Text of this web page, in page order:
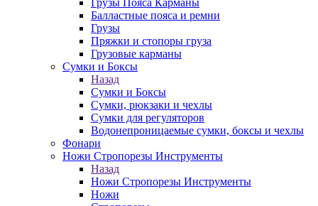
Грузы Пояса Карманы
Балластные пояса и ремни
Грузы
Пряжки и стопоры груза
Грузовые карманы
Сумки и Боксы
Назад
Сумки и Боксы
Сумки, рюкзаки и чехлы
Сумки для регуляторов
Водонепроницаемые сумки, боксы и чехлы
Фонари
Ножи Стропорезы Инструменты
Назад
Ножи Стропорезы Инструменты
Ножи